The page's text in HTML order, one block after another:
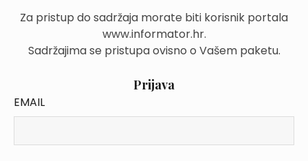
Za pristup do sadržaja morate biti korisnik portala
www.informator.hr.
Sadržajima se pristupa ovisno o Vašem paketu.
Prijava
EMAIL